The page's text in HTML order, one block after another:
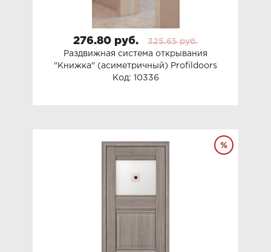
276.80 руб.
325.65 руб.
Раздвижная система открывания
"Книжка" (асиметричный) Profildoors
Профильдорс
Код: 10336